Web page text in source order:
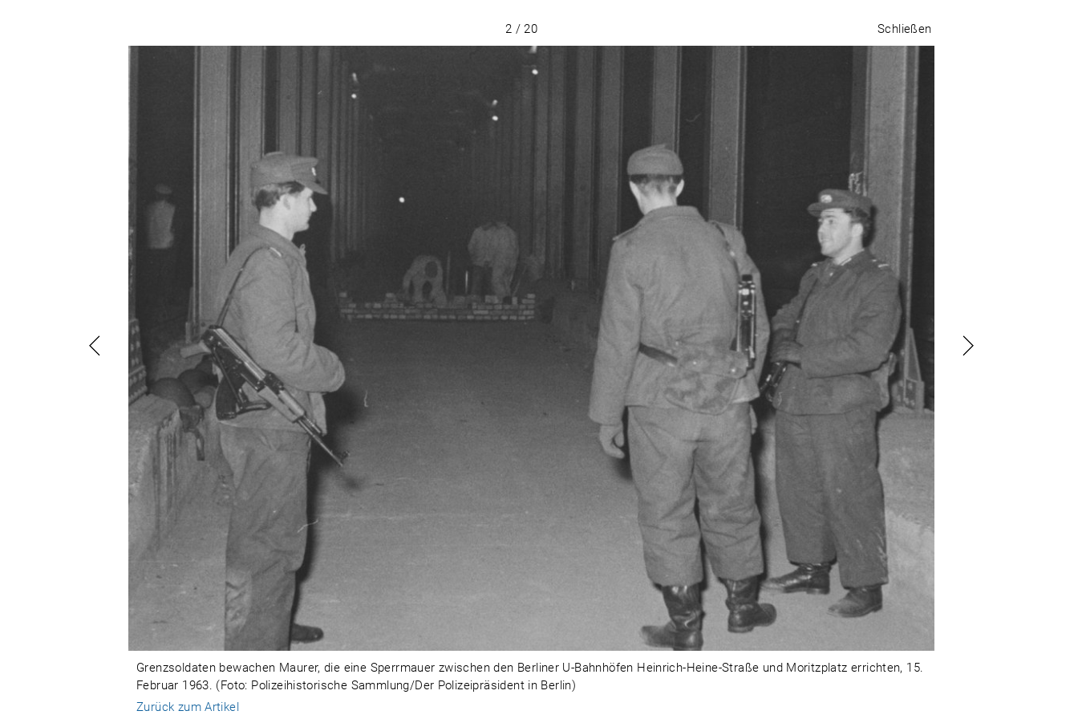
2 / 20 Schließen
Grenzsoldaten bewachen Maurer, die eine Sperrmauer zwischen den Berliner U-Bahnhöfen Heinrich-Heine-Straße und Moritzplatz errichten, 15.
Februar 1963. (Foto: Polizeihistorische Sammlung/Der Polizeipräsident in Berlin)
Zurück zum Artikel